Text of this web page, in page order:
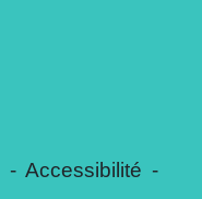
- Accessibilité -